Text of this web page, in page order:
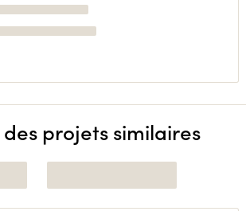
projets similaires